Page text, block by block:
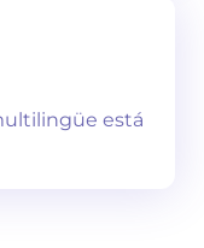
está